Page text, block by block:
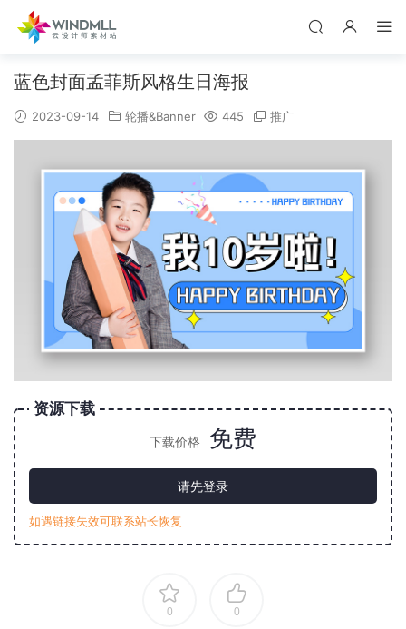
蓝色封面孟菲斯风格生日海报
2023-09-14 轮播&Banner 445 推广
资源下载
下载价格 免费
请先登录
如遇链接失效可联系站长恢复
0 0